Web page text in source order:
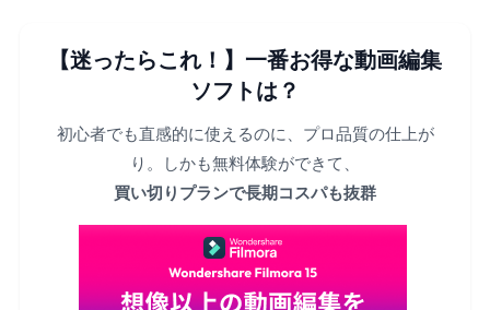
【迷ったらこれ！】一番お得な動画編集
ソフトは？
初心者でも直感的に使えるのに、プロ品質の仕上が
り。しかも無料体験ができて、
買い切りプランで長期コスパも抜群